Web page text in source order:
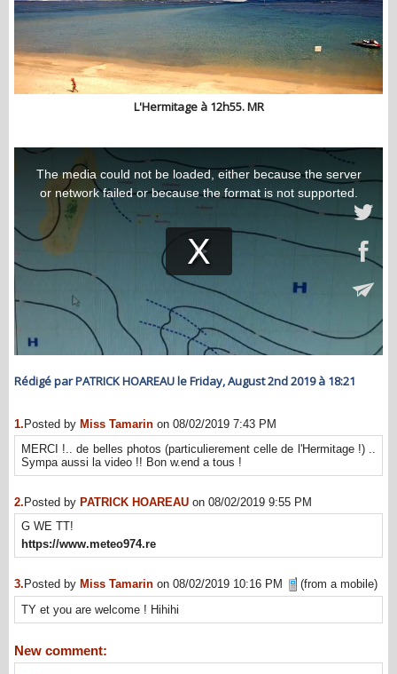
L'Hermitage à 12h55. MR
Rédigé par PATRICK HOAREAU le Friday, August 2nd 2019 à 18:21
1. Posted by Miss Tamarin on 08/02/2019 7:43 PM
MERCI !.. de belles photos (particulierement celle de l'Hermitage !) ..
Sympa aussi la video !! Bon w.end a tous !
2.Posted by PATRICK HOAREAU on 08/02/2019 9:55 PM
G WE TT!
https://www.meteo974.re
3. Posted by Miss Tamarin on 08/02/2019 10:16 PM
(from a mobile)
TY et you are welcome ! Hihihi
New comment: